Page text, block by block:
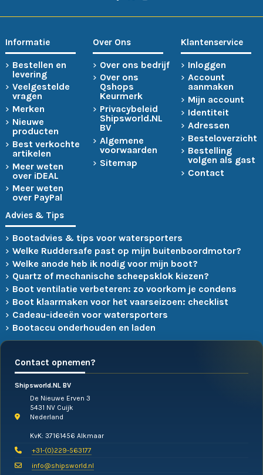
Informatie
Bestellen en
levering
Veelgestelde
vragen
Merken
Nieuwe
producten
Best verkochte
artikelen
Meer weten
over iDEAL
Meer weten
over PayPal
Over Ons
Over ons bedrijf
Over ons
Qshops
Keurmerk
Privacybeleid
Shipsworld.NL
BV
Algemene
voorwaarden
Sitemap
Klantenservice
Inloggen
Account
aanmaken
Mijn account
Identiteit
Adressen
Besteloverzicht
Bestelling
volgen als gast
Contact
Advies & Tips
Bootadvies & tips voor watersporters
Welke Ruddersafe past op mijn buitenboordmotor?
Welke anode heb ik nodig voor mijn boot?
Quartz of mechanische scheepsklok kiezen?
Boot ventilatie verbeteren: zo voorkom je condens
Boot klaarmaken voor het vaarseizoen: checklist
Cadeau-ideeën voor watersporters
Bootaccu onderhouden en laden
Contact opnemen?
Shipsworld.NL BV
De Nieuwe Erven 3
5431 NV Cuijk
Nederland
KvK: 37161456 Alkmaar
+31-(0)229-563177
info@shipsworld.nl